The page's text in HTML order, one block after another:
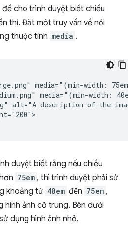
để cho trình duyệt biết chiều
thị. Đặt một truy vấn về nội
thuộc tính media .
media="(min-width:
media="(min-width:
alt="A description of the
duyệt biết rằng nếu chiều
75em , thì trình duyệt phải sử
khoảng từ 40em đến 75em ,
hình ảnh cỡ trung. Bên dưới
dụng hình ảnh nhỏ.